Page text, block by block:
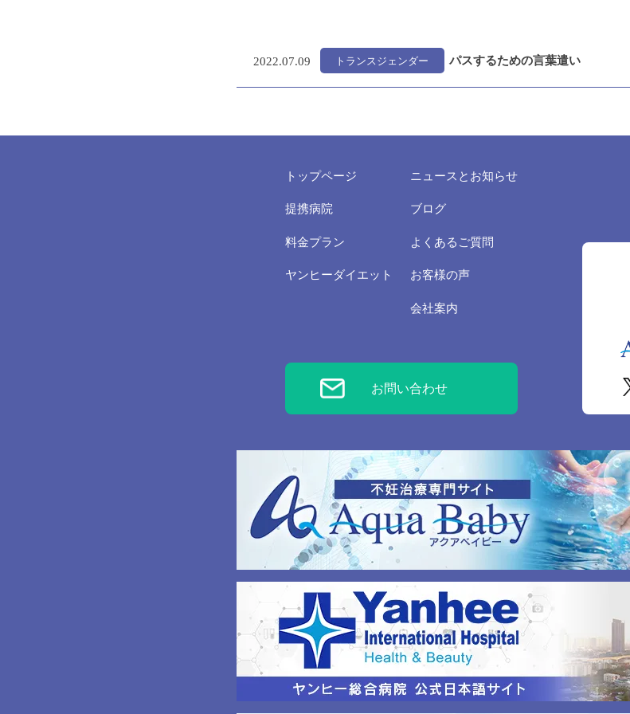
2022.07.09 トランスジェンダー パスするための言葉遣い
トップページ
提携病院
料金プラン
ヤンヒーダイエット
ニュースとお知らせ
ブログ
よくあるご質問
お客様の声
会社案内
お問い合わせ